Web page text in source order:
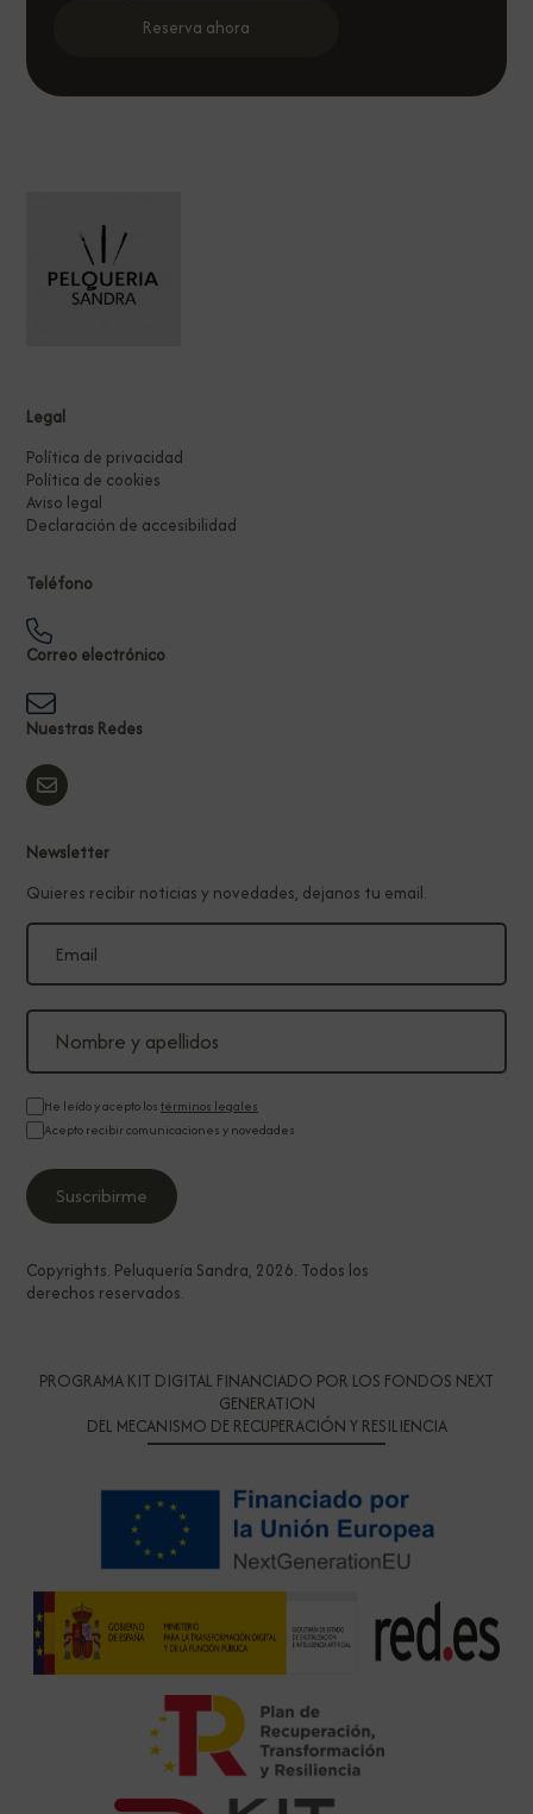
Reserva ahora
Legal
Política de privacidad
Política de cookies
Aviso legal
Declaración de accesibilidad
Teléfono
Correo electrónico
Nuestras Redes
Newsletter
Quieres recibir noticias y novedades, dejanos tu email.
He leído y acepto lostérminos legales
Acepto recibir comunicaciones y novedades
Copyrights. Peluquería Sandra, 2026. Todos los
derechos reservados.
PROGRAMA KIT DIGITAL FINANCIADO POR LOS FONDOS NEXT
GENERATION
DEL MECANISMO DE RECUPERACIÓN Y RESILIENCIA